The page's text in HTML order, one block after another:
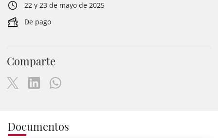
22 y 23 de mayo de 2025
De pago
Comparte
Documentos